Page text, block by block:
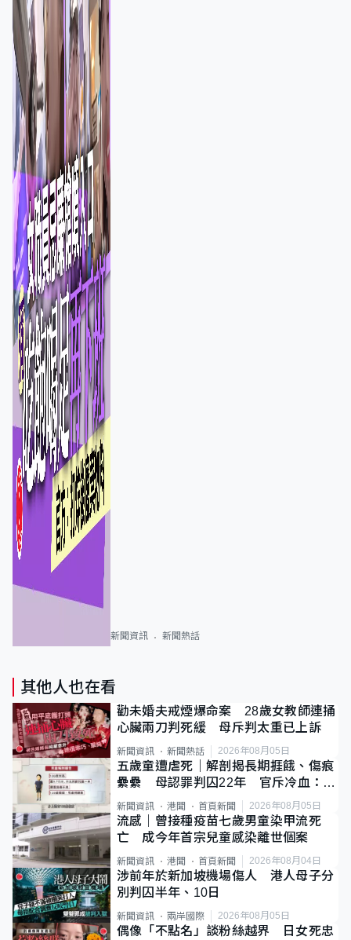
新聞資訊 新聞熱話
其他人也在看
勸未婚夫戒煙爆命案 28歲女教師連捅
心臟兩刀判死緩 母斥判太重已上訴
新聞資訊 新聞熱話 2026年08月05日
五歲童遭虐死｜解剖揭長期捱餓、傷痕
纍纍 母認罪判囚22年 官斥冷血：同
類案最惡劣
新聞資訊 港聞 首頁新聞 2026年08月05日
流感｜曾接種疫苗七歲男童染甲流死
亡 成今年首宗兒童感染離世個案
新聞資訊 港聞 首頁新聞 2026年08月04日
涉前年於新加坡機場傷人 港人母子分
別判囚半年、10日
新聞資訊 兩岸國際 2026年08月05日
偶像「不點名」談粉絲越界 日女死忠